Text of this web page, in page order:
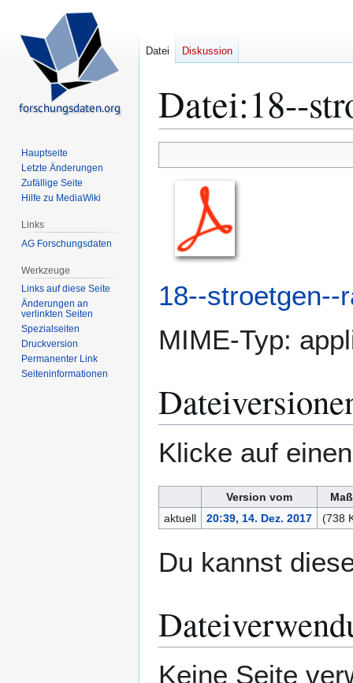
Datei:18--
Navigation
springen
Suche
springen
18--stroetgen--
MIME-Typ:
Klicke auf
Version vom
aktuell
20:39, 14. Dez. 2017 (738
Du kannst
Keine Seite
Datei Diskussion
Hauptseite
Letzte Änderungen
Zufällige Seite
Hilfe zu MediaWiki
Links
AG Forschungsdaten
Werkzeuge
Links auf diese Seite
Änderungen an
verlinkten Seiten
Spezialseiten
Druckversion
Permanenter Link
Seiten­­informationen